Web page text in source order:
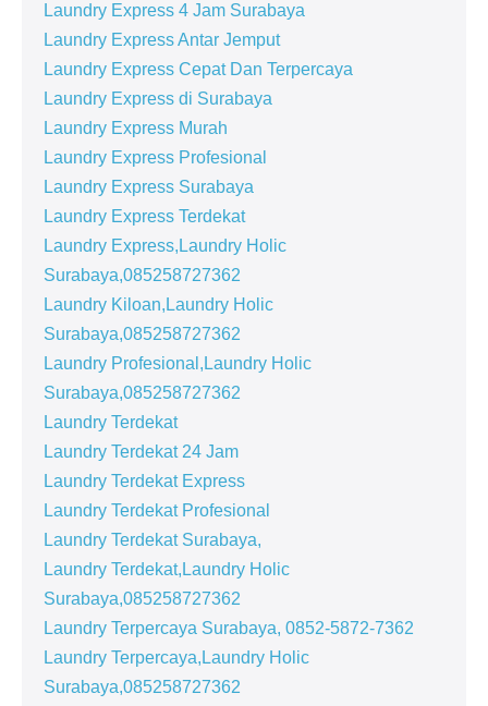
Laundry Express 4 Jam Surabaya
Laundry Express Antar Jemput
Laundry Express Cepat Dan Terpercaya
Laundry Express di Surabaya
Laundry Express Murah
Laundry Express Profesional
Laundry Express Surabaya
Laundry Express Terdekat
Laundry Express,Laundry Holic
Surabaya,085258727362
Laundry Kiloan,Laundry Holic
Surabaya,085258727362
Laundry Profesional,Laundry Holic
Surabaya,085258727362
Laundry Terdekat
Laundry Terdekat 24 Jam
Laundry Terdekat Express
Laundry Terdekat Profesional
Laundry Terdekat Surabaya,
Laundry Terdekat,Laundry Holic
Surabaya,085258727362
Laundry Terpercaya Surabaya, 0852-5872-7362
Laundry Terpercaya,Laundry Holic
Surabaya,085258727362